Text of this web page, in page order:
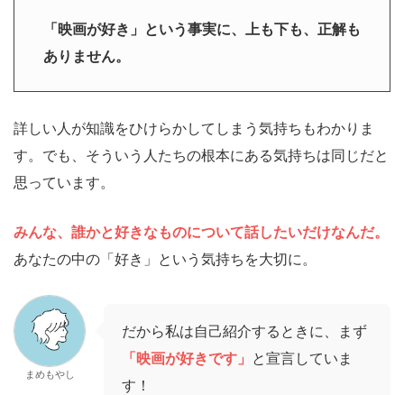
「映画が好き」という事実に、上も下も、正解も
ありません。
詳しい人が知識をひけらかしてしまう気持ちもわかりま
す。でも、そういう人たちの根本にある気持ちは同じだと
思っています。
みんな、誰かと好きなものについて話したいだけなんだ。
あなたの中の「好き」という気持ちを大切に。
まめもやし
だから私は自己紹介するときに、まず
「映画が好きです」 と宣言していま
す！